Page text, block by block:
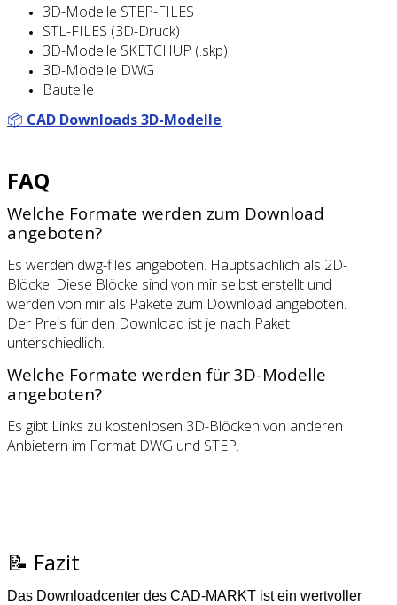
3D-Modelle STEP-FILES
STL-FILES (3D-Druck)
3D-Modelle SKETCHUP (.skp)
3D-Modelle DWG
Bauteile
📦 CAD Downloads 3D-Modelle
FAQ
Welche Formate werden zum Download
angeboten?
Es werden dwg-files angeboten. Hauptsächlich als 2D-
Blöcke. Diese Blöcke sind von mir selbst erstellt und
werden von mir als Pakete zum Download angeboten.
Der Preis für den Download ist je nach Paket
unterschiedlich.
Welche Formate werden für 3D-Modelle
angeboten?
Es gibt Links zu kostenlosen 3D-Blöcken von anderen
Anbietern im Format DWG und STEP.
📝 Fazit
Das Downloadcenter des CAD‑MARKT ist ein wertvoller